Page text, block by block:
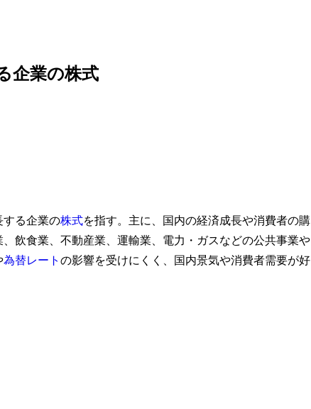
企業の株式
する企業の株式を指す。主に、国内の経済成長や消費者の購
飲食業、不動産業、運輸業、電力・ガスなどの公共事業や
為替レート の影響を受けにくく、国内景気や消費者需要が好